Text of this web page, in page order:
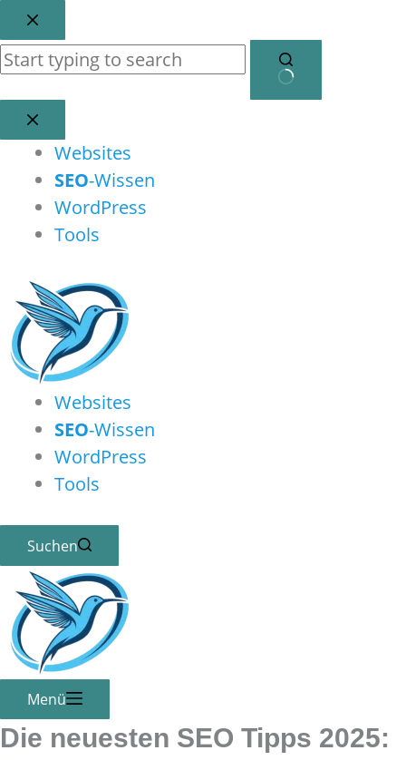
Zum
Inhalt
springen
Keine
Ergebnisse
Websites
SEO-Wissen
WordPress
Tools
Websites
SEO-Wissen
WordPress
Tools
Suchen
Menü
Die neuesten SEO Tipps 2025: